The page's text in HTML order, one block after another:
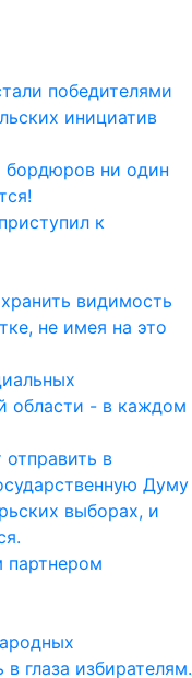
победителями
инициатив
бордюров ни один
к
видимость
не имея на это
области - в каждом
в
Думу
выборах, и
партнером
глаза избирателям.